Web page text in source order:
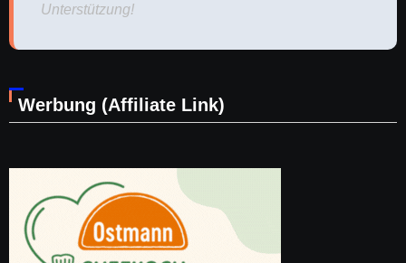
Unterstützung!
Werbung (Affiliate Link)